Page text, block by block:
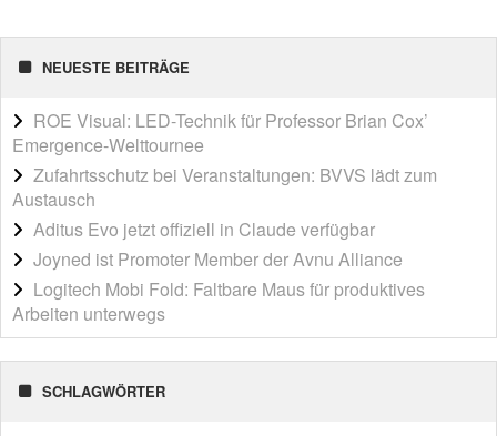
NEUESTE BEITRÄGE
ROE Visual: LED-Technik für Professor Brian Cox’
Emergence-Welttournee
Zufahrtsschutz bei Veranstaltungen: BVVS lädt zum
Austausch
Aditus Evo jetzt offiziell in Claude verfügbar
Joyned ist Promoter Member der Avnu Alliance
Logitech Mobi Fold: Faltbare Maus für produktives
Arbeiten unterwegs
SCHLAGWÖRTER